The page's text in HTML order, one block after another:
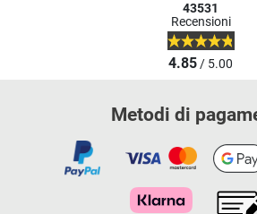
43531
Recensioni
4.85/ 5.00
Metodi di